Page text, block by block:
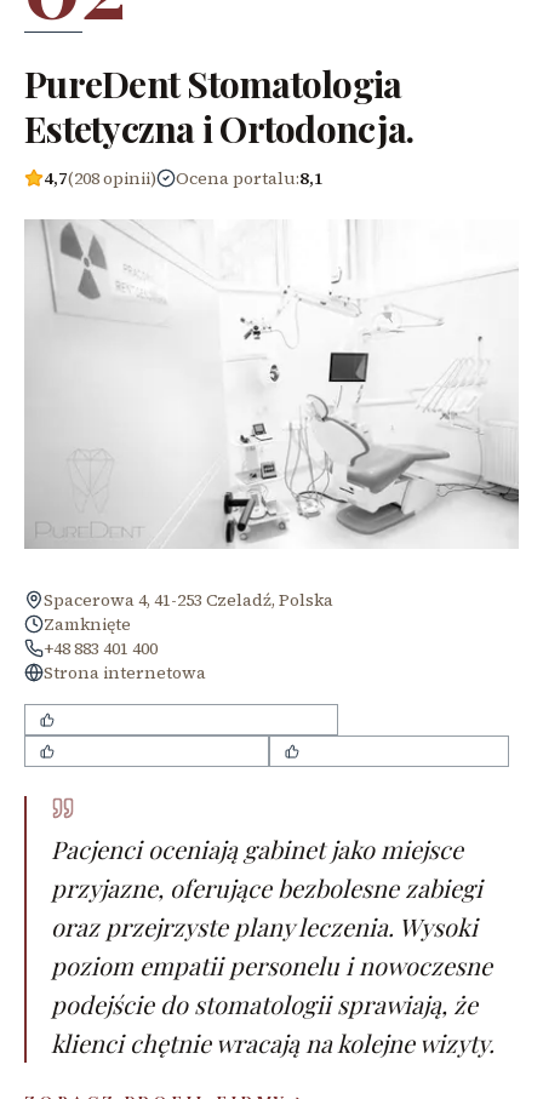
PureDent Stomatologia
Estetyczna i Ortodoncja.
4,7(208 opinii) Ocena portalu:8,1
Spacerowa 4, 41-253 Czeladź, Polska
Zamknięte
+48 883 401 400
Strona internetowa
Pacjenci oceniają gabinet jako miejsce
przyjazne, oferujące bezbolesne zabiegi
oraz przejrzyste plany leczenia. Wysoki
poziom empatii personelu i nowoczesne
podejście do stomatologii sprawiają, że
klienci chętnie wracają na kolejne wizyty.